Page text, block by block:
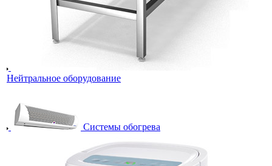
Нейтральное оборудование
Системы обогрева